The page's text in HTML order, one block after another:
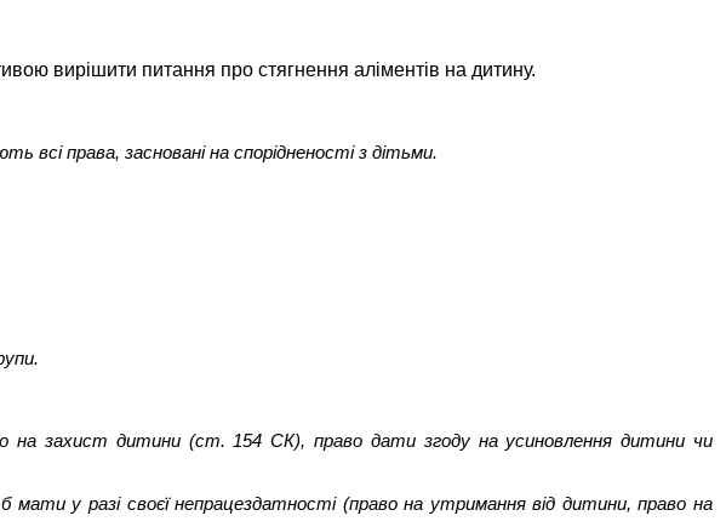
вирішити питання про стягнення аліментів на дитину.
всі права, засновані на спорідненості з дітьми.
на захист дитини (ст. 154 СК), право дати згоду на усиновлення дитини чи
у разі своєї непрацездатності (право на утримання від дитини, право на